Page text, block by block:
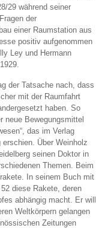
29 während seiner
der
einer Raumstation aus
positiv aufgenommen
Ley und Hermann
der Tatsache nach, dass
mit der Raumfahrt
haben. So
neue Bewegungsmittel
das im Verlag
Über Weinholz
seinen Doktor in
Themen. Beim
In seinem Buch mit
diese Rakete, deren
abhängig macht. Er will
Weltkörpern gelangen
Zeitungen